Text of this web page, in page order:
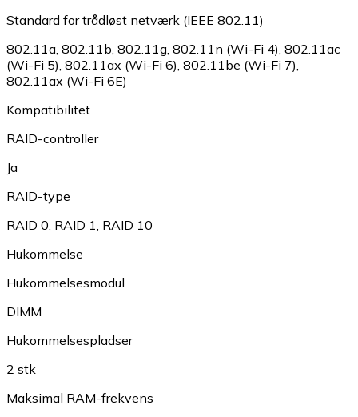
Standard for trådløst netværk (IEEE 802.11)
802.11a 802.11b 802.11g 802.11n (Wi-Fi 4) 802.11ac
(Wi-Fi 5) 802.11ax (Wi-Fi 6) 802.11be (Wi-Fi 7)
802.11ax (Wi-Fi 6E)
Kompatibilitet
RAID-controller
Ja
RAID-type
RAID 0 RAID 1 RAID 10
Hukommelse
Hukommelsesmodul
DIMM
Hukommelsespladser
2 stk
Maksimal RAM-frekvens